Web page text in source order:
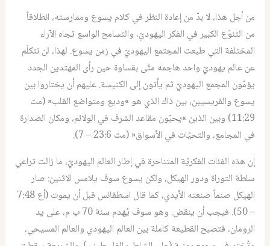
من أجل هذا، لا بدّ من إعادة النظر في كلام يسوع وممارسته، انطلاقاً
من التنوّع الكبير في الفكر اليهوديّ، والتسامح الواسع تجاه الآراء
المختلفة التي طبعت المجتمع اليهوديّ في زمن يسوع. لهذا، لن نتكلّم
عن عالم يهوديّ واحد هاجمه متّى بقساوة حين رأى المهتدين الجدد
يؤمّون المجمع اليهوديّ ثم يأتون إلى الكنيسة. عليهم أن يختاروا بين
يسوع والفريسيين، بين ذاك الذي هو »وديع ومتواضع القلب« (مت
11:29) وبين الذين »يحبّون مقاعد الشرف في الولائم، ومكان الصدارة
في المجامع، والتحيّات في الأسواق« (مت 23:6 – 7).
إن هذه الفئات الفكريّة المتناحرة في إطار العالم اليهوديّ، ما زالت تراعي
سلطة التوراة ودور الهيكل، ولكن يسوع سوف يلامس الاثنين: صار
الهيكل صنماً صنعته الأيدي، كما قال اسطفانس قبل أن يموت (أع 7:48
– 50). فيجب أن ينقض. وهو سوف يُهدم سنة 70 ب م، على يد
الرومان، فتصبح القطيعة كاملة بين العالم اليهودي والعالم المسيحي،